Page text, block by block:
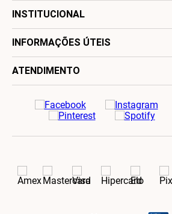
INSTITUCIONAL
INFORMAÇÕES ÚTEIS
ATENDIMENTO